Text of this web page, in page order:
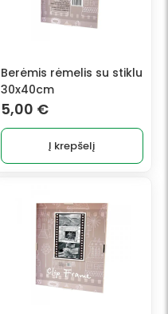
Berėmis rėmelis su stiklu
30x40cm
5,00 €
Į krepšelį